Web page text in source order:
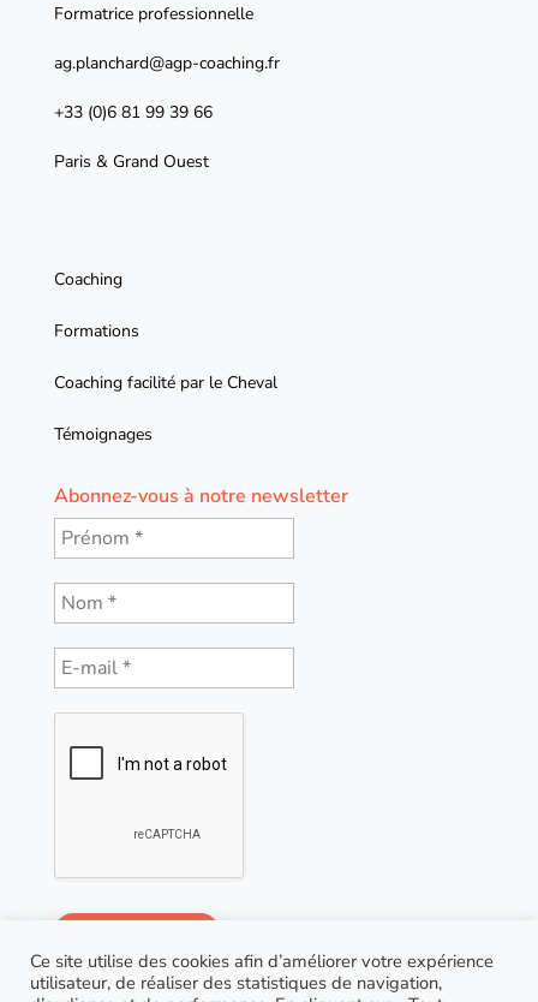
Formatrice professionnelle
ag.planchard@agp-coaching.fr
+33 (0)6 81 99 39 66
Paris & Grand Ouest
Coaching
Formations
Coaching facilité par le Cheval
Témoignages
Abonnez-vous à notre newsletter
Ce site utilise des cookies afin d’améliorer votre expérience
utilisateur, de réaliser des statistiques de navigation,